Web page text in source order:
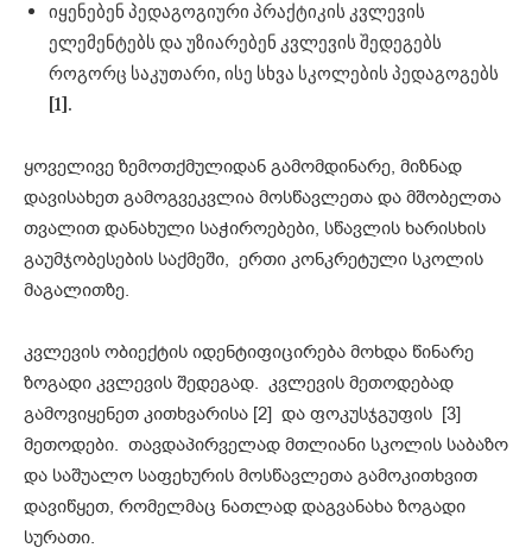
იყენებენ პედაგოგიური პრაქტიკის კვლევის
ელემენტებს და უზიარებენ კვლევის შედეგებს
როგორც საკუთარი, ისე სხვა სკოლების პედაგოგებს
[1].
ყოველივე ზემოთქმულიდან გამომდინარე, მიზნად
დავისახეთ გამოგვეკვლია მოსწავლეთა და მშობელთა
თვალით დანახული საჭიროებები, სწავლის ხარისხის
გაუმჯობესების საქმეში, ერთი კონკრეტული სკოლის
მაგალითზე.
კვლევის ობიექტის იდენტიფიცირება მოხდა წინარე
ზოგადი კვლევის შედეგად. კვლევის მეთოდებად
გამოვიყენეთ კითხვარისა [2] და ფოკუსჯგუფის [3]
მეთოდები. თავდაპირველად მთლიანი სკოლის საბაზო
და საშუალო საფეხურის მოსწავლეთა გამოკითხვით
დავიწყეთ, რომელმაც ნათლად დაგვანახა ზოგადი
სურათი.